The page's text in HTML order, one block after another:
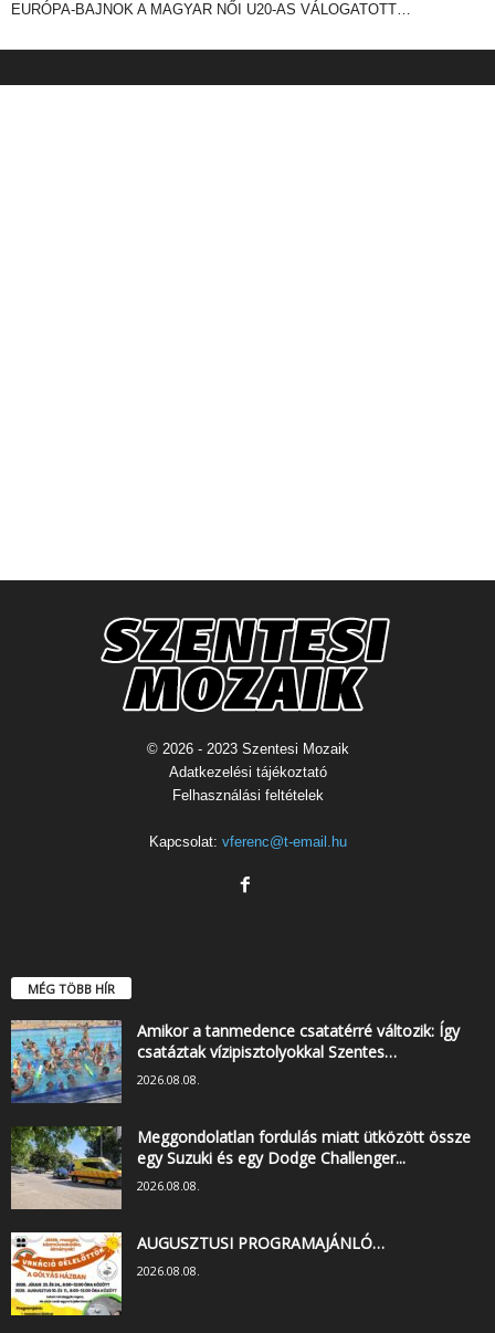
EURÓPA-BAJNOK A MAGYAR NŐI U20-AS VÁLOGATOTT…
© 2026 - 2023 Szentesi Mozaik
Adatkezelési tájékoztató
Felhasználási feltételek
Kapcsolat: vferenc@t-email.hu
MÉG TÖBB HÍR
Amikor a tanmedence csatatérré változik: Így
csatáztak vízipisztolyokkal Szentes…
2026.08.08.
Meggondolatlan fordulás miatt ütközött össze
egy Suzuki és egy Dodge Challenger...
2026.08.08.
AUGUSZTUSI PROGRAMAJÁNLÓ…
2026.08.08.